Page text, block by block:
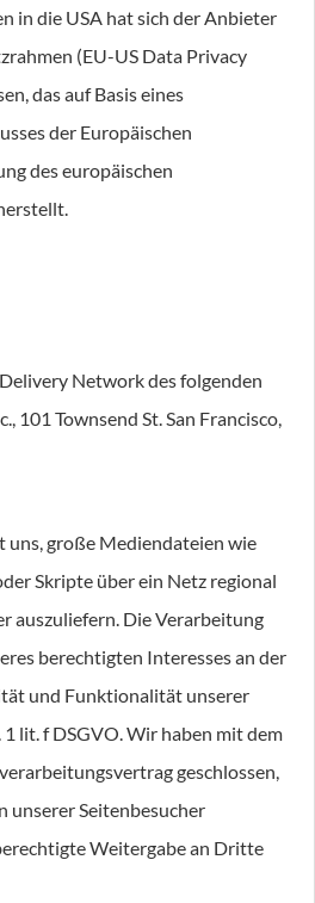
in die USA hat sich der Anbieter
(EU-US Data Privacy
das auf Basis eines
der Europäischen
des europäischen
Network des folgenden
101 Townsend St. San Francisco,
uns, große Mediendateien wie
Skripte über ein Netz regional
auszuliefern. Die Verarbeitung
berechtigten Interesses an der
und Funktionalität unserer
lit. f DSGVO. Wir haben mit dem
geschlossen,
unserer Seitenbesucher
Weitergabe an Dritte